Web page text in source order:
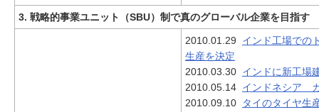
3. 戦略的事業ユニット（SBU）制で真のグローバル企業を目指す
2010.01.29 インド工場での
生産を決定
2010.03.30 インドに新工場
2010.05.14 インドネシア
2010.09.10
タイのタイヤ生